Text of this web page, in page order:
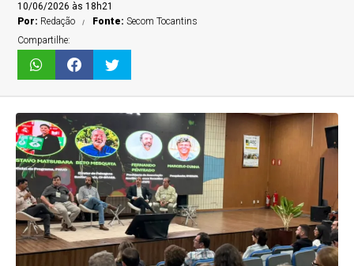
10/06/2026 às 18h21
Por: Redação Fonte:Secom Tocantins
Compartilhe: